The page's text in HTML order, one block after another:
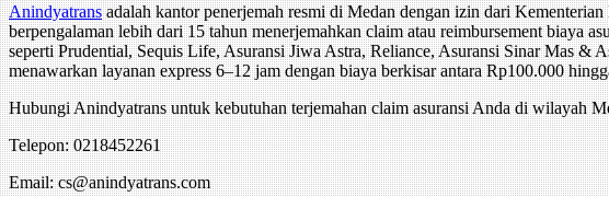
Anindyatransadalah kantor penerjemah resmi di Medan dengan izin dari
berpengalaman lebih dari 15 tahun menerjemahkan claim atau reimbursement biaya
seperti Prudential, Sequis Life, Asuransi Jiwa Astra, Reliance, Asuransi Sinar Mas &
menawarkan layanan express 6–12 jam dengan biaya berkisar antara Rp100.000
Hubungi Anindyatrans untuk kebutuhan terjemahan claim asuransi Anda di wilayah
Telepon: 0218452261
Email: cs@anindyatrans.com